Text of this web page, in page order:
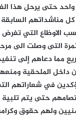
حتى يرحل هذا
السابقة
الاوظاع التي
التى وصلت الى
مما دعاهم إلى
داخل الملحقية
في شعاراتهم
حتى يتم تلبية
ولهم حقوق